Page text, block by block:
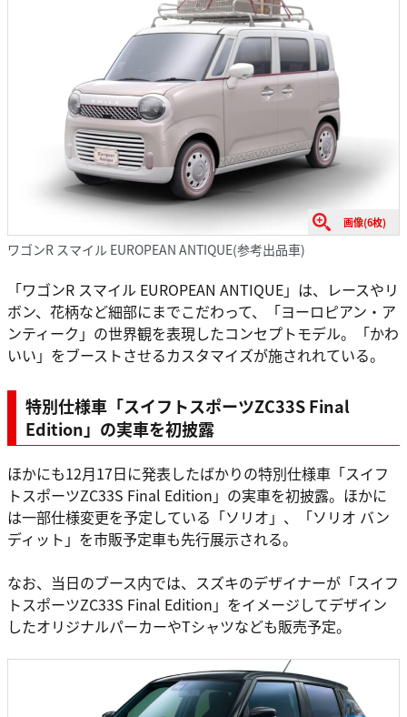
画像(6枚)
ワゴンR スマイル EUROPEAN ANTIQUE(参考出品車)
「ワゴンR スマイル EUROPEAN ANTIQUE」は、レースやリ
ボン、花柄など細部にまでこだわって、「ヨーロピアン・ア
ンティーク」の世界観を表現したコンセプトモデル。「かわ
いい」をブーストさせるカスタマイズが施されれている。
特別仕様車「スイフトスポーツZC33S Final
Edition」の実車を初披露
ほかにも12月17日に発表したばかりの特別仕様車「スイフ
トスポーツZC33S Final Edition」の実車を初披露。ほかに
は一部仕様変更を予定している「ソリオ」、「ソリオ バン
ディット」を市販予定車も先行展示される。
なお、当日のブース内では、スズキのデザイナーが「スイフ
トスポーツZC33S Final Edition」をイメージしてデザイン
したオリジナルパーカーやTシャツなども販売予定。